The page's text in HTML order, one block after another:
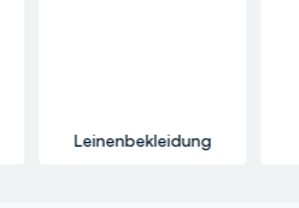
Leinenbekleidung